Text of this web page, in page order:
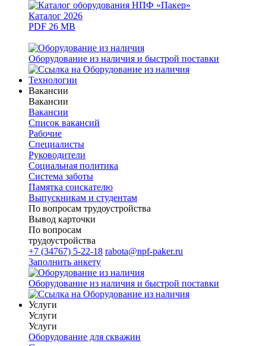
Каталог 2026
PDF 26 MB
Оборудование из наличия и быстрой поставки
Технологии
Вакансии
Вакансии
Вакансии
Список вакансий
Рабочие
Специалисты
Руководители
Cоциальная политика
Система заботы
Памятка соискателю
Выпускникам и студентам
По вопросам трудоустройства
Вывод карточки
По вопросам
трудоустройства
+7 (34767) 5-22-18 rabota@npf-paker.ru
Заполнить анкету
Оборудование из наличия и быстрой поставки
Услуги
Услуги
Услуги
Оборудование для скважин